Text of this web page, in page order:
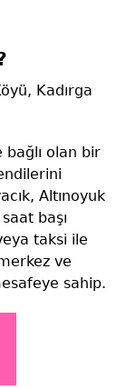
Kadırga
bağlı olan bir
Altınoyuk
başı
taksi ile
ve
sahip.